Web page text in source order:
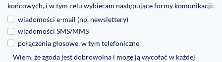
końcowych, i w tym celu wybieram następujące formy komunikacji:
wiadomości e-mail (np. newslettery)
wiadomości SMS/MMS
połączenia głosowe, w tym telefoniczne
Wiem, że zgoda jest dobrowolna i mogę ją wycofać w każdej